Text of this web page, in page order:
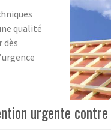
qualité
dès
urgente